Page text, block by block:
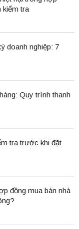
kiểm tra
doanh nghiệp: 7
Quy trình thanh
tra trước khi đặt
đồng mua bán nhà